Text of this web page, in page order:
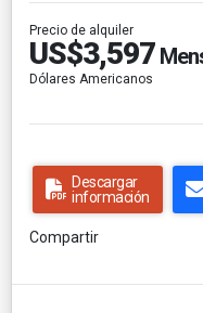
Precio de alquiler
US$3,597
Dólares Americanos
Descargar
información
Compartir